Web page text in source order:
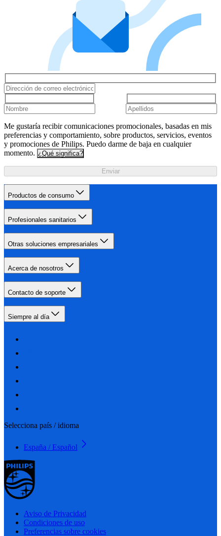
Me gustaría recibir comunicaciones promocionales, basadas en mis
preferencias y comportamiento, sobre productos, servicios, eventos
y promociones de Philips. Puedo darme de baja en cualquier
momento. ¿Qué significa?
Enviar
Productos de consumo
Profesionales sanitarios
Otras soluciones empresariales
Acerca de nosotros
Contacto de soporte
Siempre al día
Selecciona país / idioma
España / Español
Aviso de Privacidad
Condiciones de uso
Preferencias sobre cookies